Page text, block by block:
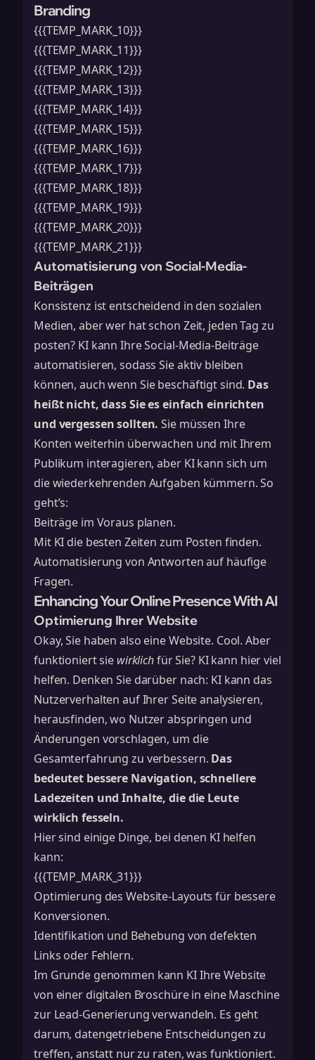
Branding
{{{TEMP_MARK_10}}}
{{{TEMP_MARK_11}}}
{{{TEMP_MARK_12}}}
{{{TEMP_MARK_13}}}
{{{TEMP_MARK_14}}}
{{{TEMP_MARK_15}}}
{{{TEMP_MARK_16}}}
{{{TEMP_MARK_17}}}
{{{TEMP_MARK_18}}}
{{{TEMP_MARK_19}}}
{{{TEMP_MARK_20}}}
{{{TEMP_MARK_21}}}
Automatisierung von Social-Media-
Beiträgen
Konsistenz ist entscheidend in den sozialen
Medien, aber wer hat schon Zeit, jeden Tag zu
posten? KI kann Ihre Social-Media-Beiträge
automatisieren, sodass Sie aktiv bleiben
können, auch wenn Sie beschäftigt sind. Das
heißt nicht, dass Sie es einfach einrichten
und vergessen sollten. Sie müssen Ihre
Konten weiterhin überwachen und mit Ihrem
Publikum interagieren, aber KI kann sich um
die wiederkehrenden Aufgaben kümmern. So
geht’s:
Beiträge im Voraus planen.
Mit KI die besten Zeiten zum Posten finden.
Automatisierung von Antworten auf häufige
Fragen.
Enhancing Your Online Presence With AI
Optimierung Ihrer Website
Okay, Sie haben also eine Website. Cool. Aber
funktioniert sie wirklichfür Sie? KI kann hier viel
helfen. Denken Sie darüber nach: KI kann das
Nutzerverhalten auf Ihrer Seite analysieren,
herausfinden, wo Nutzer abspringen und
Änderungen vorschlagen, um die
Gesamterfahrung zu verbessern. Das
bedeutet bessere Navigation, schnellere
Ladezeiten und Inhalte, die die Leute
wirklich fesseln.
Hier sind einige Dinge, bei denen KI helfen
kann:
{{{TEMP_MARK_31}}}
Optimierung des Website-Layouts für bessere
Konversionen.
Identifikation und Behebung von defekten
Links oder Fehlern.
Im Grunde genommen kann KI Ihre Website
von einer digitalen Broschüre in eine Maschine
zur Lead-Generierung verwandeln. Es geht
darum, datengetriebene Entscheidungen zu
treffen, anstatt nur zu raten, was funktioniert.